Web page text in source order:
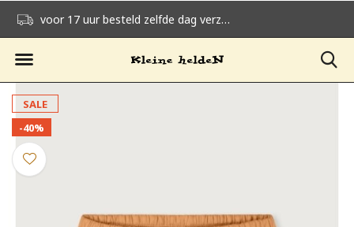
voor 17 uur besteld zelfde dag verzonden
SALE
-40%